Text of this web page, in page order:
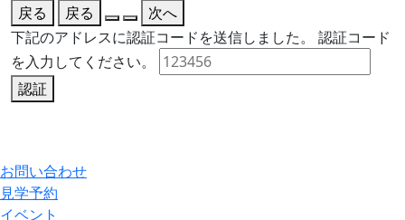
戻る
戻る
次へ
下記のアドレスに認証コードを送信しました。
認証コード
を入力してください。
認証
お問い合わせ
見学予約
イベント